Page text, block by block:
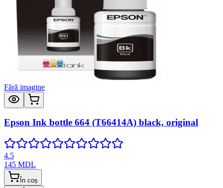
Fără imagine
Epson Ink bottle 664 (T66414A) black, original
4.5
145 MDL
În coș